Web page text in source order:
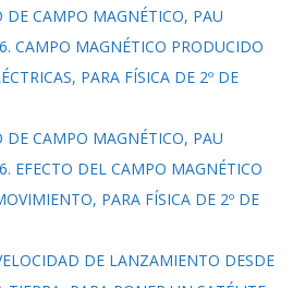
DE CAMPO MAGNÉTICO, PAU
CAMPO MAGNÉTICO PRODUCIDO
PARA FÍSICA DE 2º DE
DE CAMPO MAGNÉTICO, PAU
EFECTO DEL CAMPO MAGNÉTICO
PARA FÍSICA DE 2º DE
DE LANZAMIENTO DESDE